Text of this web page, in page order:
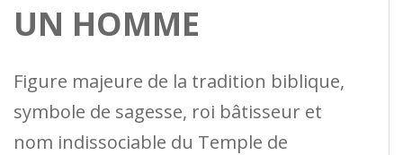
UN HOMME
Figure majeure de la tradition biblique,
symbole de sagesse, roi bâtisseur et
nom indissociable du Temple de